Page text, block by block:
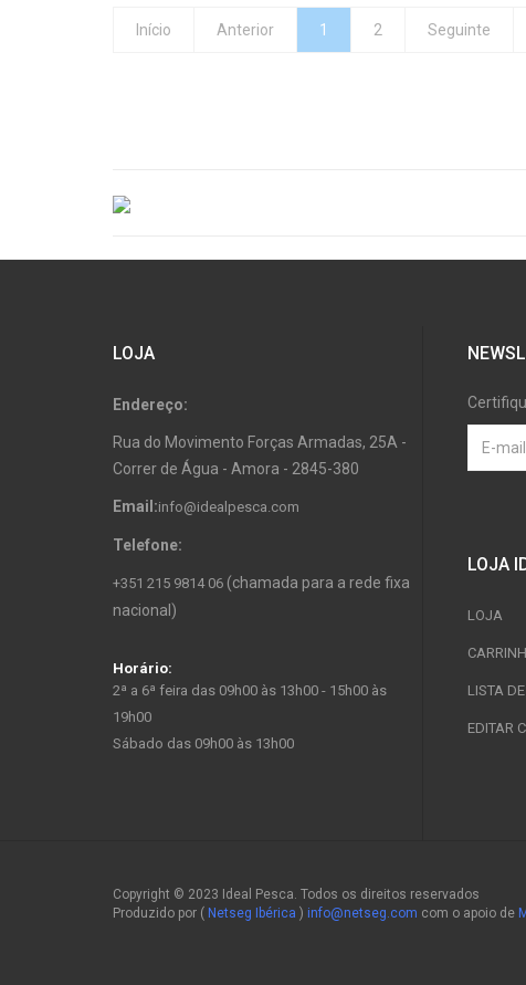
Início Anterior 1 2 Seguinte
LOJA
Endereço:
Rua do Movimento Forças Armadas, 25A -
Correr de Água - Amora - 2845-380
Email:info@idealpesca.com
Telefone:
+351 215 9814 06 (chamada para a rede fixa
nacional)
Horário:
2ª a 6ª feira das 09h00 às 13h00 - 15h00 às
19h00
Sábado das 09h00 às 13h00
LOJA
LOJA
LISTA
EDITAR
Copyright © 2023 Ideal Pesca. Todos os direitos reservados
Produzido por ( Netseg Ibérica ) info@netseg.com com o apoio de